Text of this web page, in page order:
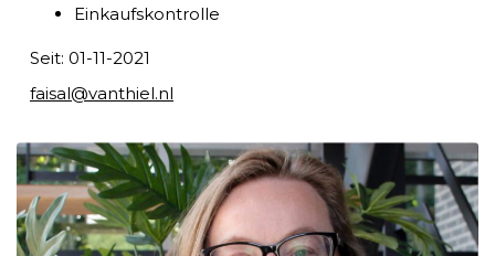
Einkaufskontrolle
Seit: 01-11-2021
faisal@vanthiel.nl